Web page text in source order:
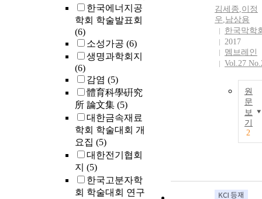
한국에너지공
학회 학술발표회
(6)
소성가공 (6)
생명과학회지
(6)
감염 (5)
體育科學硏究
所 論文集 (5)
대한금속재료
학회 학술대회 개
요집 (5)
대한전기협회
지 (5)
한국고분자학
회 학술대회 연구
김세종,이정
우,남상용
한국막학
2017
멤브레인
Vol.27
원
문
보
기
2